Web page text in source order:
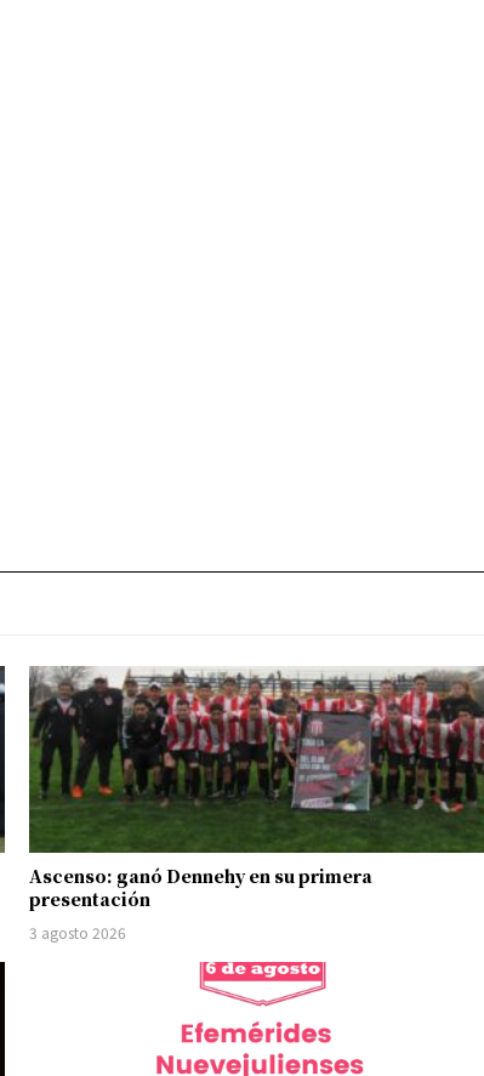
Ascenso: ganó Dennehy en su primera
presentación
3 agosto 2026